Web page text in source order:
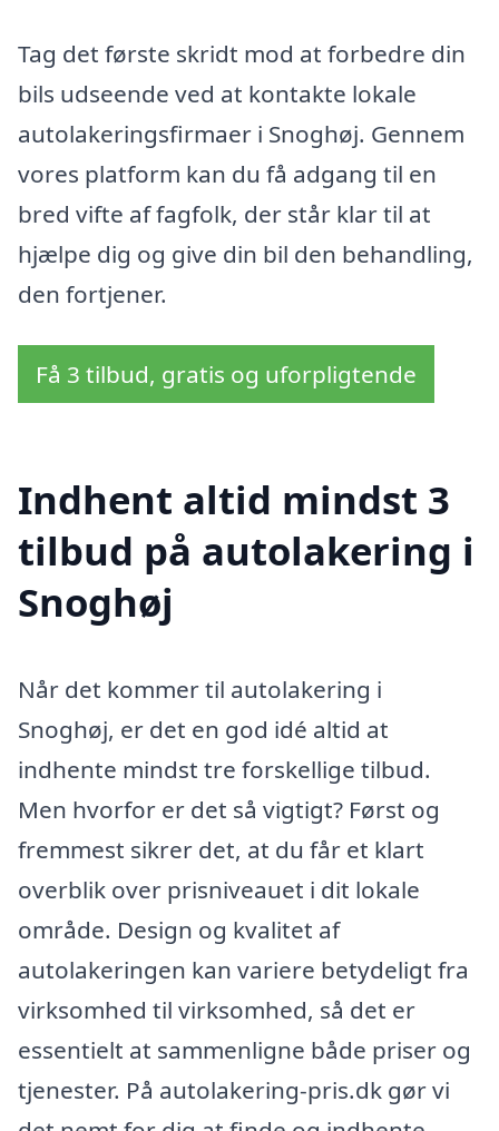
Tag det første skridt mod at forbedre din
bils udseende ved at kontakte lokale
autolakeringsfirmaer i Snoghøj. Gennem
vores platform kan du få adgang til en
bred vifte af fagfolk, der står klar til at
hjælpe dig og give din bil den behandling,
den fortjener.
Få 3 tilbud, gratis og uforpligtende
Indhent altid mindst 3
tilbud på autolakering i
Snoghøj
Når det kommer til autolakering i
Snoghøj, er det en god idé altid at
indhente mindst tre forskellige tilbud.
Men hvorfor er det så vigtigt? Først og
fremmest sikrer det, at du får et klart
overblik over prisniveauet i dit lokale
område. Design og kvalitet af
autolakeringen kan variere betydeligt fra
virksomhed til virksomhed, så det er
essentielt at sammenligne både priser og
tjenester. På autolakering-pris.dk gør vi